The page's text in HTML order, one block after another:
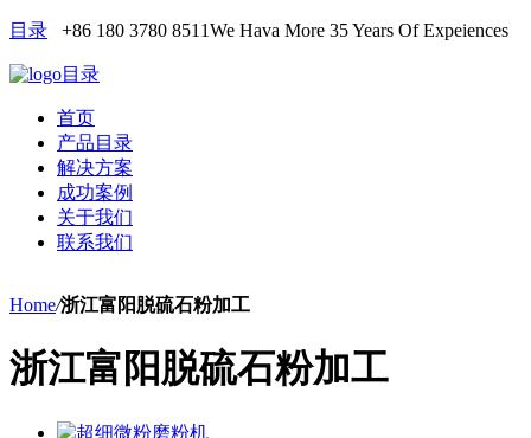
目录 +86 180 3780 8511We Hava More 35 Years Of Expeiences
目录
首页
产品目录
解决方案
成功案例
关于我们
联系我们
Home/浙江富阳脱硫石粉加工
浙江富阳脱硫石粉加工